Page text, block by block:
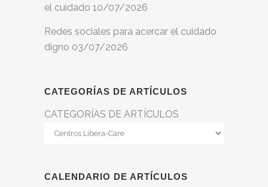
el cuidado 10/07/2026
Redes sociales para acercar el cuidado
digno 03/07/2026
CATEGORÍAS DE ARTÍCULOS
CATEGORÍAS DE ARTÍCULOS
CALENDARIO DE ARTÍCULOS